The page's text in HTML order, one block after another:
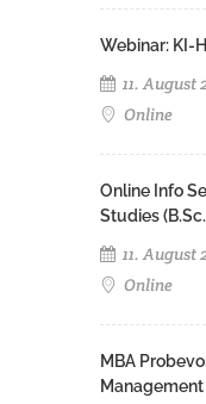
Webinar: KI-
11. August
Online
Online Info
Studies
11. August
Online
MBA
Management